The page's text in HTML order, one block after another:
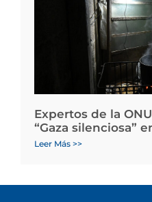
Expertos de la
“Gaza silenciosa”
Leer Más >>